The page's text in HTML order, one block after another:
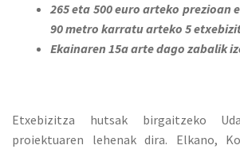
265 eta 500 euro arteko prezioan
90 metro karratu arteko 5
Ekainaren 15a arte dago zabalik
Etxebizitza hutsak birgaitzeko
proiektuaren lehenak dira. Elkano,